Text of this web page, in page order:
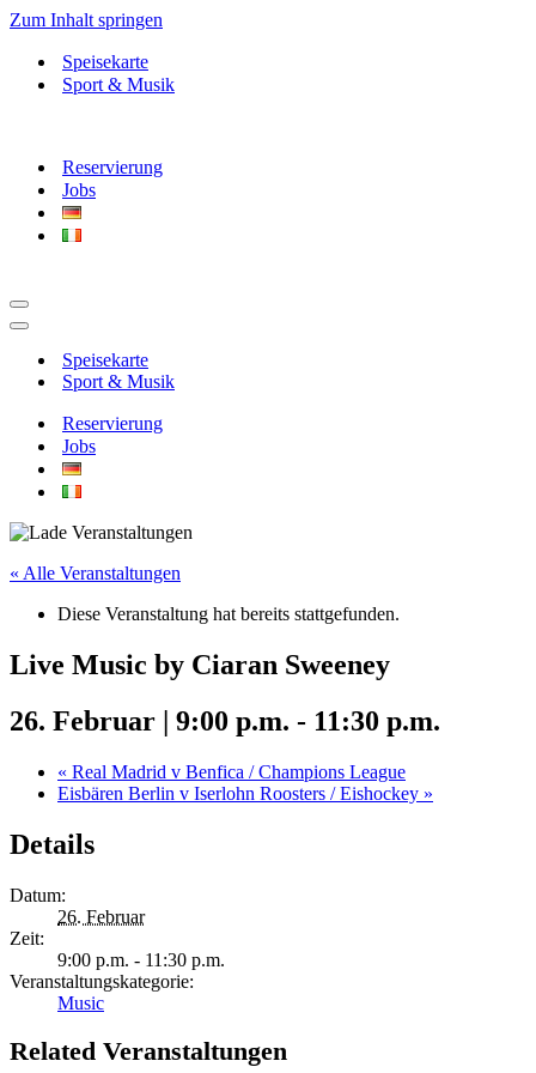
Zum Inhalt springen
Speisekarte
Sport & Musik
Reservierung
Jobs
Navigationsmenü
Navigationsmenü
Speisekarte
Sport & Musik
Reservierung
Jobs
« Alle Veranstaltungen
Diese Veranstaltung hat bereits stattgefunden.
Live Music by Ciaran Sweeney
26. Februar | 9:00 p.m. - 11:30 p.m.
« Real Madrid v Benfica / Champions League
Eisbären Berlin v Iserlohn Roosters / Eishockey »
Details
Datum:
26. Februar
Zeit:
9:00 p.m. - 11:30 p.m.
Veranstaltungskategorie:
Music
Related Veranstaltungen